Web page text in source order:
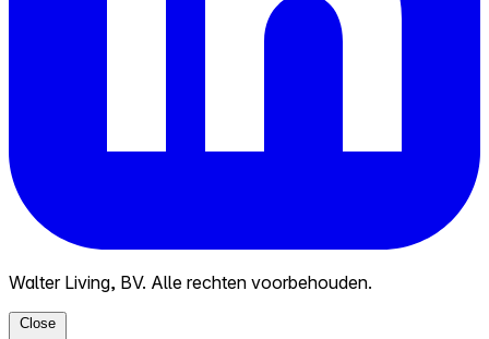
Walter Living, BV. Alle rechten voorbehouden.
Close